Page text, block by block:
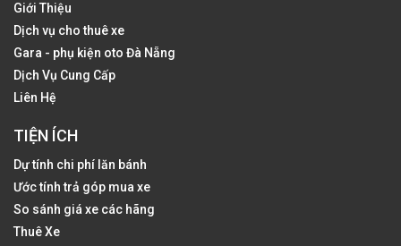
Giới Thiệu
Dịch vụ cho thuê xe
Gara - phụ kiện oto Đà Nẵng
Dịch Vụ Cung Cấp
Liên Hệ
TIỆN ÍCH
Dự tính chi phí lăn bánh
Ước tính trả góp mua xe
So sánh giá xe các hãng
Thuê Xe